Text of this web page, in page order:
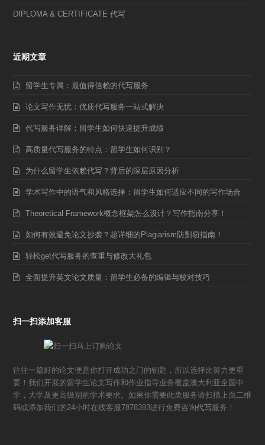
DIPLOMA & CERTIFICATE 代写
近期文章
留学生专属：最值得信赖的代写服务
论文写作无忧：优质代写服务一站式解决
代写服务详解：留学生如何快速提升成绩
高质量代写服务的特点：留学生如何识别？
为什么留学生依赖代写？背后的深层原因分析
学术写作中的语气和风格选择：留学生如何适应不同的写作场合
Theoretical Framework概念框架怎么设计？写作指南分享！
如何有效避免论文抄袭？超详细的Plagiarism防剽窃指南！
轻松get代写服务的查重与修改大礼包
全面提升英文论文质量：留学生必备的编辑与校对技巧
扫一扫添加客服
往往一篇好的论文便是你打开成功之门的钥匙，所以选择比努力更重
要！我们开展的留学生论文写作和作业指导业务覆盖澳大利亚全国中
学，大学及更高级别的学术要求。如果你需要此类服务请扫描上面二维
码或添加我们的24小时在线客服7878393进行免费咨询代写服务！